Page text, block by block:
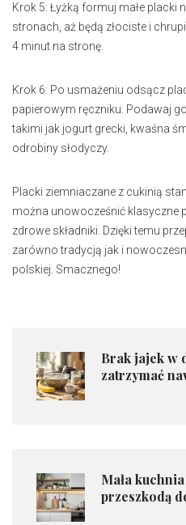
Krok 5: Łyżką formuj małe placki
stronach, aż będą złociste i
4 minut na stronę.
Krok 6: Po usmażeniu odsącz
papierowym ręczniku. Podawaj
takimi jak jogurt grecki, kwaśna
odrobiny słodyczy.
Placki ziemniaczane z cukinią
można unowocześnić klasyczne
zdrowe składniki. Dzięki temu
zarówno tradycją jak i
polskiej. Smacznego!
Brak jajek w
zatrzymać
Mała
przeszkodą